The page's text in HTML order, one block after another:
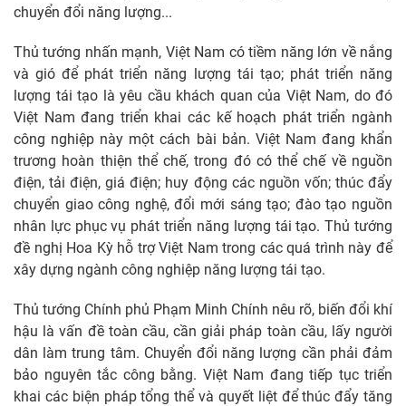
chuyển đổi năng lượng...
Thủ tướng nhấn mạnh, Việt Nam có tiềm năng lớn về nắng
và gió để phát triển năng lượng tái tạo; phát triển năng
lượng tái tạo là yêu cầu khách quan của Việt Nam, do đó
Việt Nam đang triển khai các kế hoạch phát triển ngành
công nghiệp này một cách bài bản. Việt Nam đang khẩn
trương hoàn thiện thể chế, trong đó có thể chế về nguồn
điện, tải điện, giá điện; huy động các nguồn vốn; thúc đẩy
chuyển giao công nghệ, đổi mới sáng tạo; đào tạo nguồn
nhân lực phục vụ phát triển năng lượng tái tạo. Thủ tướng
đề nghị Hoa Kỳ hỗ trợ Việt Nam trong các quá trình này để
xây dựng ngành công nghiệp năng lượng tái tạo.
Thủ tướng Chính phủ Phạm Minh Chính nêu rõ, biến đổi khí
hậu là vấn đề toàn cầu, cần giải pháp toàn cầu, lấy người
dân làm trung tâm. Chuyển đổi năng lượng cần phải đảm
bảo nguyên tắc công bằng. Việt Nam đang tiếp tục triển
khai các biện pháp tổng thể và quyết liệt để thúc đẩy tăng